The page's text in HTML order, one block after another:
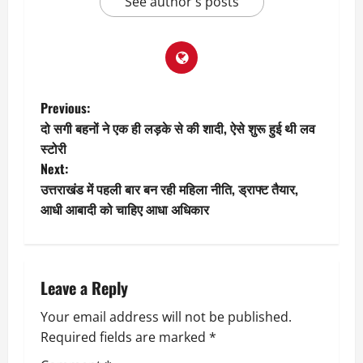
P
o
s
t
a
v
i
Previous:
दो सगी बहनों ने एक ही लड़के से की शादी, ऐसे शुरू हुई थी लव
स्टोरी
Next:
उत्तराखंड में पहली बार बन रही महिला नीति, ड्राफ्ट तैयार,
आधी आबादी को चाहिए आधा अधिकार
Leave a Reply
Your email address will not be published.
Required fields are marked *